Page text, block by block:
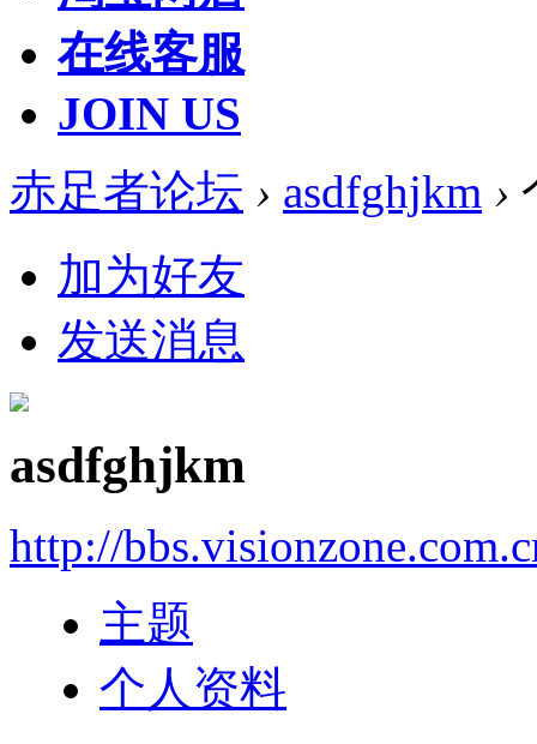
在线客服
JOIN US
赤足者论坛 › asdfghjkm ›
加为好友
发送消息
asdfghjkm
http://
主题
个人资料